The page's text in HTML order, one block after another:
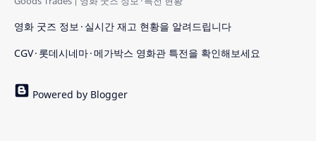
영화 굿즈 정보 · 실시간 재고 현황을 알려드립니다
CGV · 롯데시네마 · 메가박스 영화관 특전을 확인해보세요
Powered by Blogger